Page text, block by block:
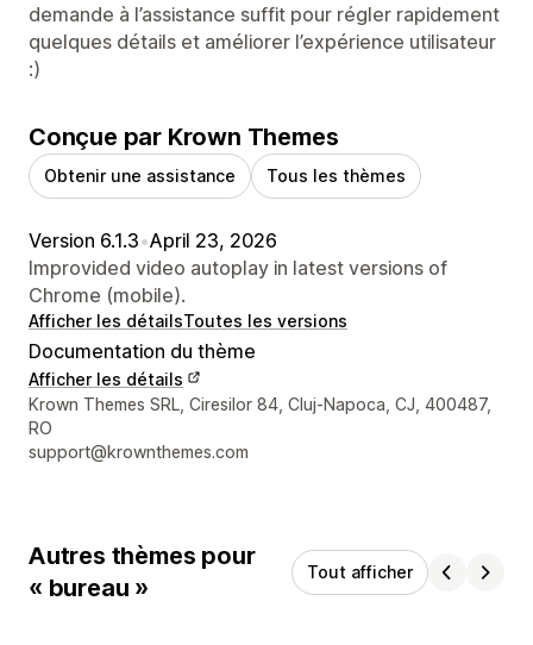
demande à l’assistance suffit pour régler rapidement
quelques détails et améliorer l’expérience utilisateur
:)
Conçue par Krown Themes
Obtenir une assistance Tous les thèmes
Version 6.1.3•April 23, 2026
Improvided video autoplay in latest versions of
Chrome (mobile).
Afficher les détailsToutes les versions
Documentation du thème
Afficher les détails
Coordonnées du concepteur
Krown Themes SRL, Ciresilor 84, Cluj-Napoca, CJ, 400487,
RO
support@krownthemes.com
Autres thèmes pour
« bureau »
Tout afficher